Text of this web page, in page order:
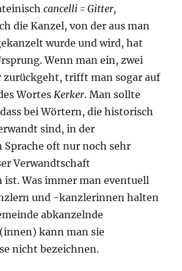
cancelli = Gitter,
die Kanzel, von der aus man
wurde und wird, hat
Wenn man ein, zwei
zurückgeht, trifft man sogar auf
WortesKerker. Man sollte
bei Wörtern, die historisch
sind, in der
Sprache oft nur noch sehr
Verwandtschaft
ist. Was immer man eventuell
und -kanzlerinnen halten
abkanzelnde
kann man sie
nicht bezeichnen.